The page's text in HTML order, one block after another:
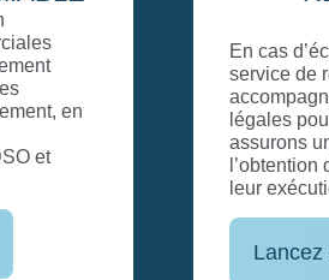
amiable, notre
judiciaire vous
les démarches
vos impayés. Nous
charge complète, de
de justice jusqu’à
efficace